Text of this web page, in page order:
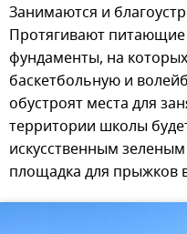
Занимаются и
Протягивают
фундаменты, на
баскетбольную и
обустроят места для
территории школы
искусственным
площадка для прыжков